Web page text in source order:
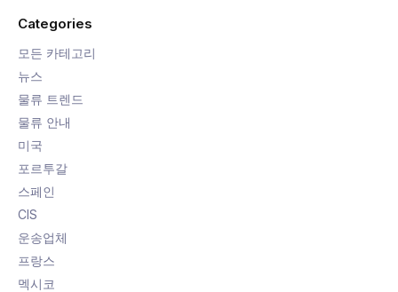
Categories
모든 카테고리
뉴스
물류 트렌드
물류 안내
미국
포르투갈
스페인
CIS
운송업체
프랑스
멕시코